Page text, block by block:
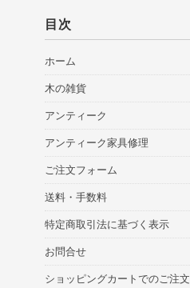
目次
ホーム
木の雑貨
アンティーク
アンティーク家具修理
ご注文フォーム
送料・手数料
特定商取引法に基づく表示
お問合せ
ショッピングカートでのご注文